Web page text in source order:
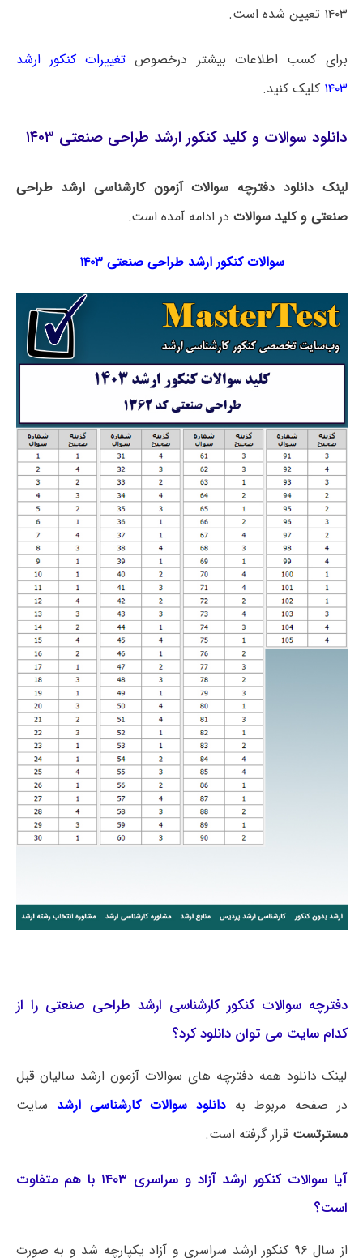
۱۴۰۳ تعیین شده است.
برای کسب اطلاعات بیشتر درخصوص تغییرات کنکور ارشد
۱۴۰۳ کلیک کنید.
دانلود سوالات و کلید کنکور ارشد طراحی صنعتی ۱۴۰۳
لینک دانلود دفترچه سوالات آزمون کارشناسی ارشد طراحی
صنعتی و کلید سوالات در ادامه آمده است:
سوالات کنکور ارشد طراحی صنعتی ۱۴۰۳
دفترچه سوالات کنکور کارشناسی ارشد طراحی صنعتی را از
کدام سایت می توان دانلود کرد؟
لینک دانلود همه دفترچه های سوالات آزمون ارشد سالیان قبل
در صفحه مربوط به دانلود سوالات کارشناسی ارشد سایت
مسترتست قرار گرفته است.
آیا سوالات کنکور ارشد آزاد و سراسری ۱۴۰۳ با هم متفاوت
است؟
از سال ۹۶ کنکور ارشد سراسری و آزاد یکپارچه شد و به صورت